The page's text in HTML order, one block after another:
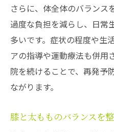
さらに、体全体のバランス
過度な負担を減らし、日常
多いです。症状の程度や生
アの指導や運動療法も併用
院を続けることで、再発予
ながります。
膝と太もものバランスを